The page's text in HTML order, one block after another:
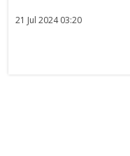
21 Jul 2024 03:20